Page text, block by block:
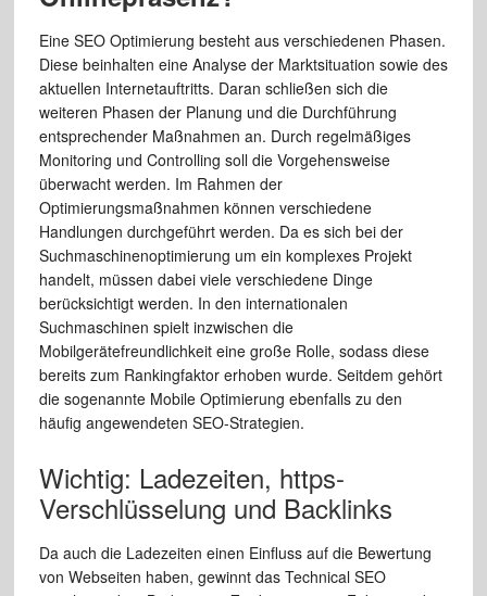
Eine SEO Optimierung besteht aus verschiedenen Phasen.
Diese beinhalten eine Analyse der Marktsituation sowie des
aktuellen Internetauftritts. Daran schließen sich die
weiteren Phasen der Planung und die Durchführung
entsprechender Maßnahmen an. Durch regelmäßiges
Monitoring und Controlling soll die Vorgehensweise
überwacht werden. Im Rahmen der
Optimierungsmaßnahmen können verschiedene
Handlungen durchgeführt werden. Da es sich bei der
Suchmaschinenoptimierung um ein komplexes Projekt
handelt, müssen dabei viele verschiedene Dinge
berücksichtigt werden. In den internationalen
Suchmaschinen spielt inzwischen die
Mobilgerätefreundlichkeit eine große Rolle, sodass diese
bereits zum Rankingfaktor erhoben wurde. Seitdem gehört
die sogenannte Mobile Optimierung ebenfalls zu den
häufig angewendeten SEO-Strategien.
Wichtig: Ladezeiten, https-
Verschlüsselung und Backlinks
Da auch die Ladezeiten einen Einfluss auf die Bewertung
von Webseiten haben, gewinnt das Technical SEO